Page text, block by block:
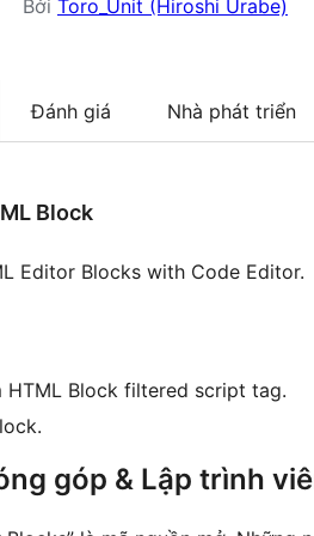
Bởi Toro_Unit (Hiroshi Urabe)
Đánh giá Nhà phát triển
Block
Editor Blocks with Code Editor.
HTML Block filtered script tag.
góp & Lập trình